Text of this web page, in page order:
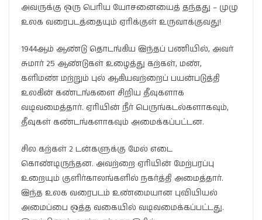
அவருக்கு ஒரு பெரிய யோசனையைத் தந்தது – முழு
உலக வரைபடத்தையும் ஏரிக்குள் உருவாக்குவது!
1944ஆம் ஆண்டு தொடங்கிய இந்தப் பணியில், அவர்
சுமார் 25 ஆண்டுகள் உழைத்து கற்கள், மண்,
களிமண் மற்றும் புல் ஆகியவற்றைப் பயன்படுத்தி
உலகின் கண்டங்களை சிறிய தீவுகளாக
வடிவமைத்தார். ஏரியின் நீர் பெருங்கடல்களாகவும்,
தீவுகள் கண்டங்களாகவும் அமைக்கப்பட்டன.
சில கற்கள் 2 டன்களுக்கு மேல் எடை
கொண்டிருந்தன. அவற்றை ஏரியின் மேற்பரப்பு
உறையும் குளிர்காலங்களில் நகர்த்தி அமைத்தார்.
இந்த உலக வரைபடம் உண்மையான புவியியல்
அமைப்பை ஒத்த வகையில் வடிவமைக்கப்பட்டது.